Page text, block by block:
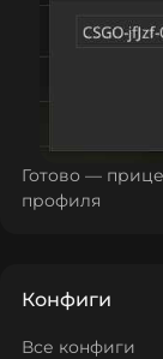
Готово —
профиля
Конфиги
Все конфиги